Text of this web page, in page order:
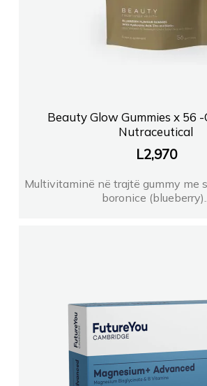
Beauty Glow Gummies x 56
Nutraceutical
L2,970
Multivitaminë në trajtë gummy me
boronice (blueberry)...